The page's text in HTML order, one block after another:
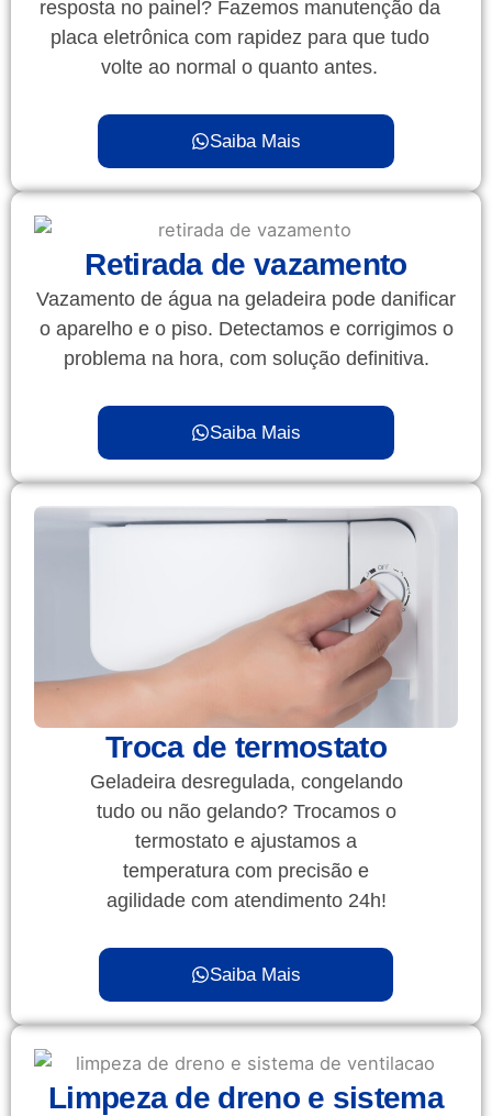
resposta no painel? Fazemos manutenção da
placa eletrônica com rapidez para que tudo
volte ao normal o quanto antes.
Saiba Mais
Retirada de vazamento
Vazamento de água na geladeira pode danificar
o aparelho e o piso. Detectamos e corrigimos o
problema na hora, com solução definitiva.
Saiba Mais
Troca de termostato
Geladeira desregulada, congelando
tudo ou não gelando? Trocamos o
termostato e ajustamos a
temperatura com precisão e
agilidade com atendimento 24h!
Saiba Mais
Limpeza de dreno e sistema